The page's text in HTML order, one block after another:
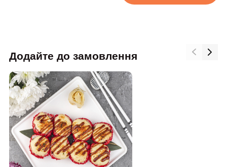
Додайте до замовлення